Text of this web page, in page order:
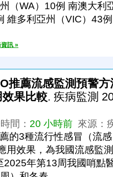
（WA）10例 南澳大利
維多利亞州（VIC）43例
訊 »
推薦流感監測預警
果比較. 疾病監測
間： 20 小時前 來源：
的3種流行性感冒（流
用效果，為我國流感監
年第13周我國哨點